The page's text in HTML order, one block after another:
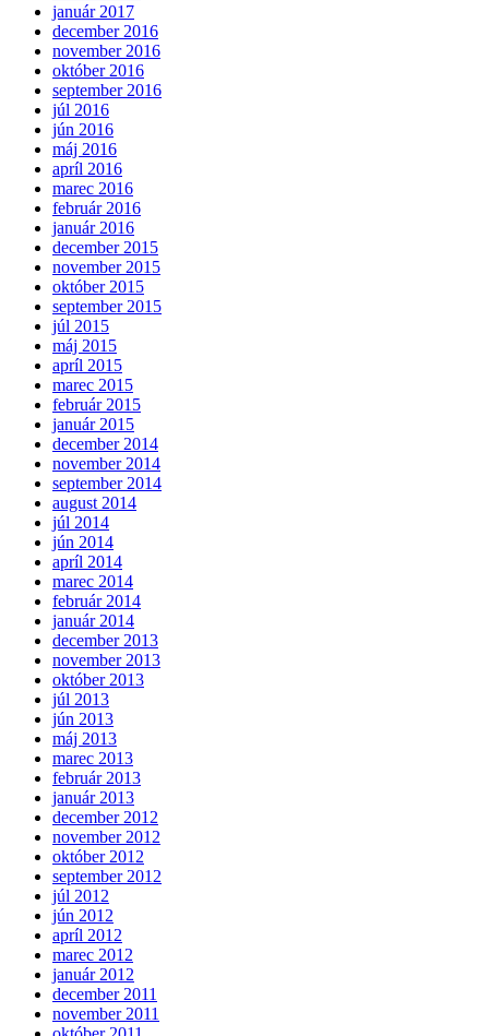
január 2017
december 2016
november 2016
október 2016
september 2016
júl 2016
jún 2016
máj 2016
apríl 2016
marec 2016
február 2016
január 2016
december 2015
november 2015
október 2015
september 2015
júl 2015
máj 2015
apríl 2015
marec 2015
február 2015
január 2015
december 2014
november 2014
september 2014
august 2014
júl 2014
jún 2014
apríl 2014
marec 2014
február 2014
január 2014
december 2013
november 2013
október 2013
júl 2013
jún 2013
máj 2013
marec 2013
február 2013
január 2013
december 2012
november 2012
október 2012
september 2012
júl 2012
jún 2012
apríl 2012
marec 2012
január 2012
december 2011
november 2011